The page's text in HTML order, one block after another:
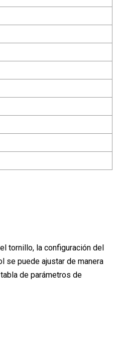
tornillo, la configuración del
se puede ajustar de manera
de parámetros de